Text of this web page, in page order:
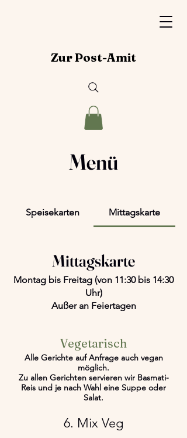
Zur Post-Amit
Menü
Speisekarten Mittagskarte
Mittagskarte
Montag bis Freitag (von 11:30 bis 14:30
Uhr)
Außer an Feiertagen
Vegetarisch
Alle Gerichte auf Anfrage auch vegan
möglich.
Zu allen Gerichten servieren wir Basmati-
Reis und je nach Wahl eine Suppe oder
Salat.
6. Mix Veg